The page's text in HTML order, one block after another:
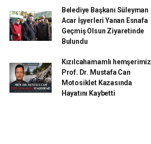
Belediye Başkanı Süleyman
Acar İşyerleri Yanan Esnafa
Geçmiş Olsun Ziyaretinde
Bulundu
Kızılcahamamlı hemşerimiz
Prof. Dr. Mustafa Can
Motosiklet Kazasında
Hayatını Kaybetti